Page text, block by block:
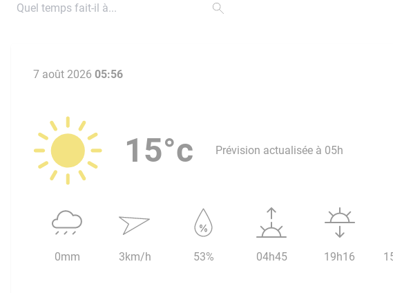
7 août 2026 05:56
15°c Prévision actualisée à 05h
0mm 3km/h 53% 04h45 19h16